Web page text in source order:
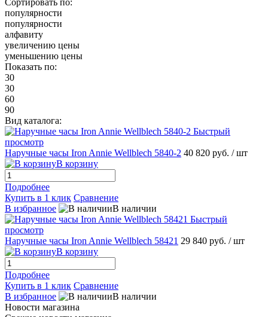
Сортировать по:
популярности
популярности
алфавиту
увеличению цены
уменьшению цены
Показать по:
30
30
60
90
Вид каталога:
Быстрый
просмотр
Наручные часы Iron Annie Wellblech 5840-2 40 820 руб. / шт
В корзину
Подробнее
Купить в 1 клик Сравнение
В избранное
В наличии
Быстрый
просмотр
Наручные часы Iron Annie Wellblech 58421 29 840 руб. / шт
В корзину
Подробнее
Купить в 1 клик Сравнение
В избранное
В наличии
Новости магазина